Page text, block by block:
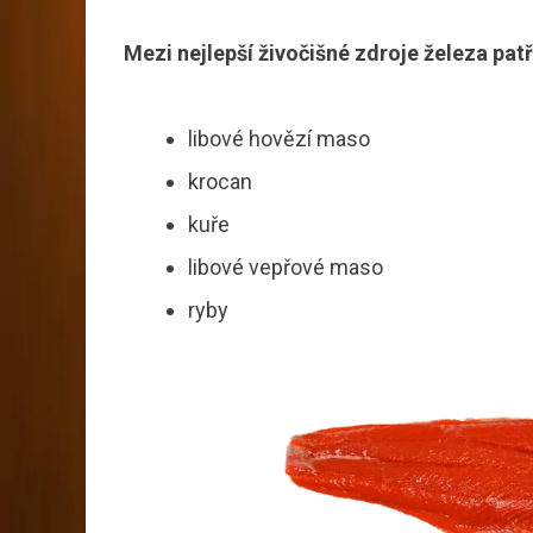
Mezi nejlepší živočišné zdroje železa
libové hovězí maso
krocan
kuře
libové vepřové maso
ryby